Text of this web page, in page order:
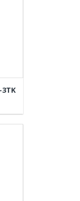
3TK